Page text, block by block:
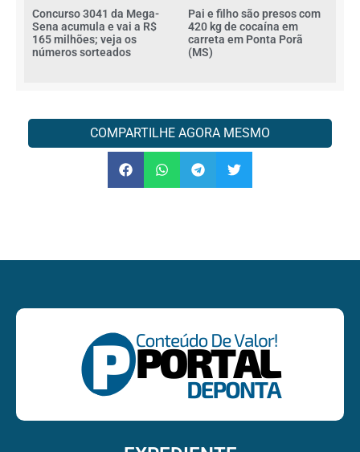
Concurso 3041 da Mega-
Sena acumula e vai a R$
165 milhões; veja os
números sorteados
Pai e filho são presos com
420 kg de cocaína em
carreta em Ponta Porã
(MS)
COMPARTILHE AGORA MESMO